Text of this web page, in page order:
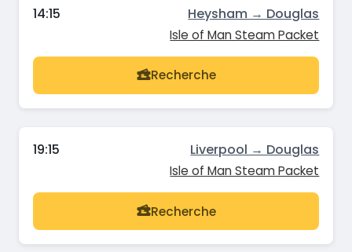
14:15 Heysham → Douglas
Isle of Man Steam Packet
Recherche
19:15 Liverpool → Douglas
Isle of Man Steam Packet
Recherche